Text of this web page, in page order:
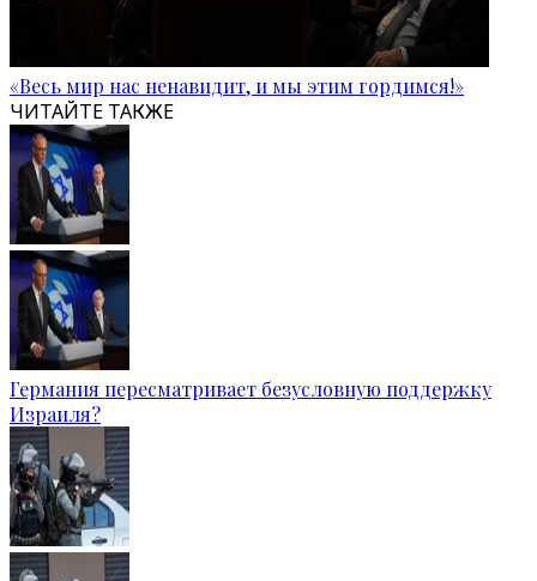
«Весь мир нас ненавидит, и мы этим гордимся!»
ЧИТАЙТЕ ТАКЖЕ
Германия пересматривает безусловную поддержку
Израиля?